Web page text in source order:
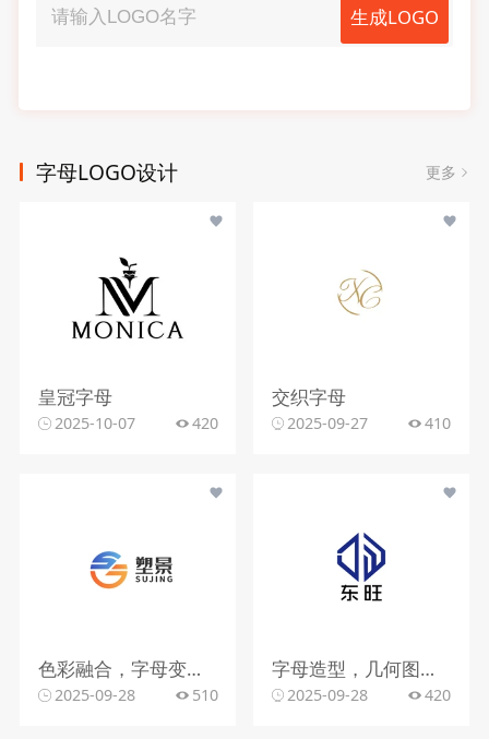
生成LOGO
字母LOGO设计 更多
皇冠字母
2025-10-07 420
交织字母
2025-09-27 410
色彩融合，字母变形，文字搭配
2025-09-28 510
字母造型，几何图形，蓝色调
2025-09-28 420